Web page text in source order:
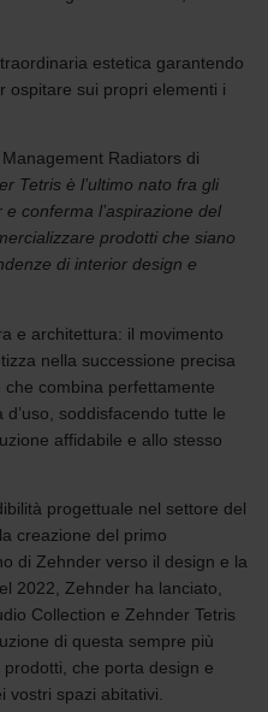
estetica garantendo
ospitare sui propri elementi i
Radiators di
Tetris è l’ultimo nato fra gli
conferma l’aspirazione del
prodotti che siano
di interior design e
e architettura: il movimento
nella successione precisa
combina perfettamente
soddisfacendo tutte le
affidabile e allo stesso
progettuale nel settore del
creazione del primo
di Zehnder verso il design e la
2022, Zehnder ha lanciato,
Collection e Zehnder Tetris
di questa sempre più
che porta design e
vostri spazi abitativi.